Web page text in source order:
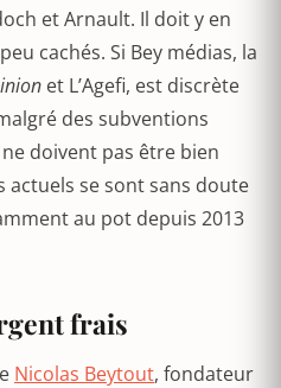
et Arnault. Il doit y en
cachés. Si Bey médias, la
et L’Agefi, est discrète
des subventions
doivent pas être bien
actuels se sont sans doute
au pot depuis 2013
frais
Nicolas Beytout, fondateur